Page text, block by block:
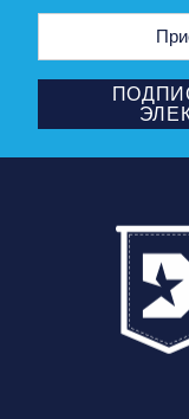
Адрес
почты